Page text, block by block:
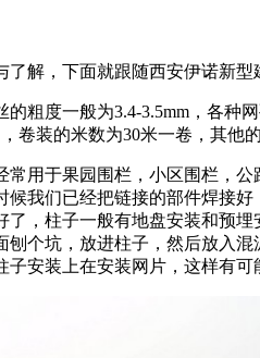
解，下面就跟随西安伊诺新
粗度一般为3.4-3.5mm，各
卷装的米数为30米一卷，其他
用于果园围栏，小区围栏，
我们已经把链接的部件焊接
，柱子一般有地盘安装和预
个坑，放进柱子，然后放入
安装上在安装网片，这样有